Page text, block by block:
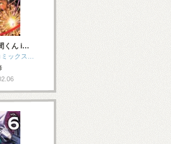
くん i…
ックス…